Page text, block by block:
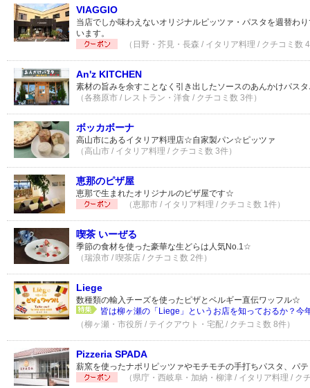
VIAGGIO
当店でしか味わえないオリジナルピッツァ・パスタを週替わ
います。
（日野・芥見・長森 / イタリア料理 / クチコミ数
An'z KITCHEN
素材の旨みを余すことなく引き出したソースのあんかけパスタ
（各務原市 / レストラン・洋食 / クチコミ数 3件）
ボッカボーナ
高山市にあるイタリア料理店☆自家製パン☆ピッツァ
（高山市 / イタリア料理 / クチコミ数 3件）
恵那のピザ屋
恵那で生まれたオリジナルのピザ屋です☆
（恵那市 / イタリア料理 / クチコミ数 1件）
喫茶 いーぜる
季節の食材を使った豪華な生どらは人気No.1☆
（瑞浪市 / 喫茶店 / クチコミ数 2件）
Liege
数種類の輸入チーズを使ったピザとベルギー直伝ワッフル☆
皆は柳ヶ瀬の「Liege」というお店を知っておるか？今
（柳ヶ瀬・市役所 / テイクアウト・宅配 / クチコミ数 8件）
Pizzeria SPADA
薪窯を使ったナポリピッツァやモチモチの手打ちパスタ、パ
（県庁・西岐阜・加納・柳津 / イタリア料理 / ク